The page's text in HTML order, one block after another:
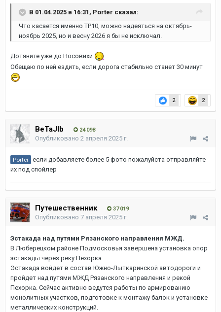
В 01.04.2025 в 16:31, Porter сказал:
Что касается именно ТР10, можно надеяться на октябрь-
ноябрь 2025, но и весну 2026 я бы не исключал.
Дотяните уже до Носовихи
Обещаю по ней ездить, если дорога стабильно станет 30 минут
2 2
BeTaJIb 24 098
Опубликовано 2 апреля 2025 г.
Porter если добавляете более 5 фото пожалуйста отправляйте
их под спойлер
Путешественник 37 019
Опубликовано 7 апреля 2025 г.
Эстакада над путями Рязанского направления МЖД.
В Люберецком районе Подмосковья завершена установка опор
эстакады через реку Пехорка.
Эстакада войдет в состав Южно-Лыткаринской автодороги и
пройдет над путями МЖД Рязанского направления и рекой
Пехорка. Сейчас активно ведутся работы по армированию
монолитных участков, подготовке к монтажу балок и установке
металлических конструкций.